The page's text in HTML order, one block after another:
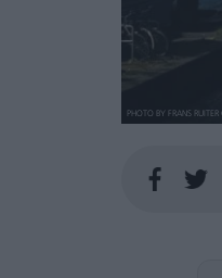
PHOTO BY FRANS RUITER